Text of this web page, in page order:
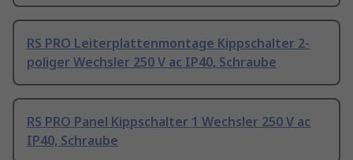
RS PRO Leiterplattenmontage Kippschalter 2-
poliger Wechsler 250 V ac IP40, Schraube
RS PRO Panel Kippschalter 1 Wechsler 250 V ac
IP40, Schraube